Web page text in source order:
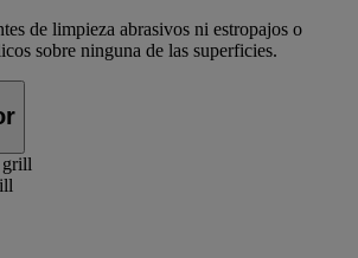
de limpieza abrasivos ni estropajos o
sobre ninguna de las superficies.